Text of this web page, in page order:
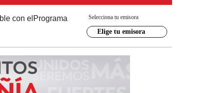
con el Programa Selecciona tu emisora
Elige tu emisora